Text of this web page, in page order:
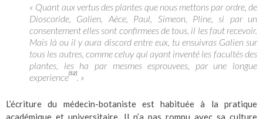
« Quant aux vertus des plantes que nous mettons par ordre, de
Dioscoride, Galien, Aéce, Paul, Simeon, Pline, si par un
consentement elles sont confirmees de tous, il les faut recevoir.
Mais là ou il y aura discord entre eux, tu ensuivras Galien sur
tous les autres, comme celuy qui ayant inventé les facultés des
plantes, les ha par mesmes esprouvees, par une longue
experience[52] . »
L’écriture du médecin-botaniste est habituée à la pratique
académique et universitaire. Il n’a pas rompu avec sa culture